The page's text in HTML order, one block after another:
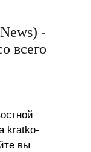
-
всего
kratko-
вы